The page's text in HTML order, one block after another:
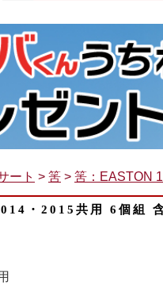
ート > 筈 > 筈：EASTON
・2015共用 6個組